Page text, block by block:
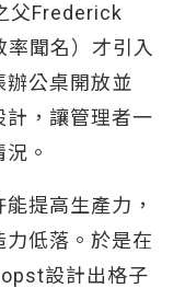
父Frederick
聞名）才引入
公桌開放並
，讓管理者一
。
提高生產力，
低落。於是在
設計出格子